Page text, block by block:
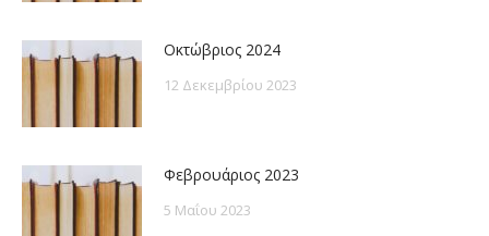
Οκτώβριος 2024
12 Δεκεμβρίου 2023
Φεβρουάριος 2023
5 Μαΐου 2023